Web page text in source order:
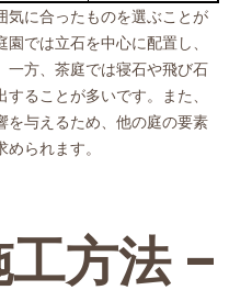
気に合ったものを選ぶことが
では立石を中心に配置し、
一方、茶庭では寝石や飛び石
ることが多いです。また、
を与えるため、他の庭の要素
られます。
方法 –